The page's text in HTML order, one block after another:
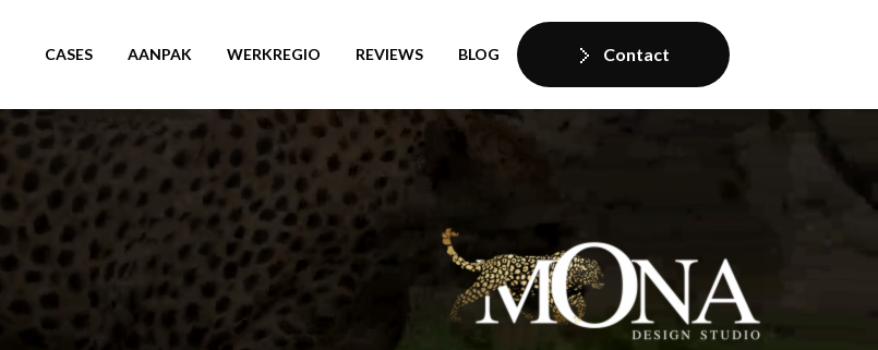
CASES AANPAK WERKREGIO REVIEWS BLOG Contact